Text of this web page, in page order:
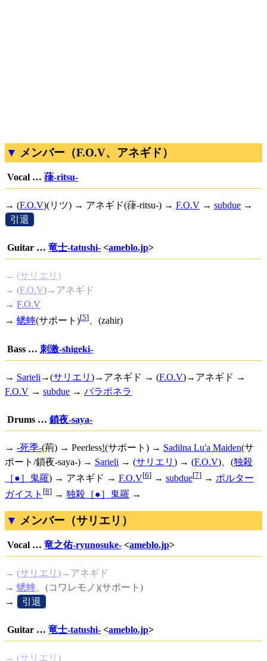
メンバー（F.O.V、アネギド）
Vocal … 葎-ritsu-
→ (F.O.V)(リツ) → アネギド(葎-ritsu-) → F.O.V → subdue →
引退
Guitar … 竜士-tatushi- <ameblo.jp>
→ (サリエリ )
→ (F.O.V)→アネギド
→ F.O.V
→ 蟋蟀(サポート)[5]、(zahir)
Bass … 刺激-shigeki-
→ Sarieli →(サリエリ )→アネギド → (F.O.V)→アネギド →
F.O.V → subdue → パラポネラ
Drums … 鎖夜-saya-
→ -死季-(荊) → Peerless!(サポート) → Sadilna Lu'a Maiden(サ
ポート/鎖夜-saya-) → Sarieli → (サリエリ ) → (F.O.V)、(独殺
［●］鬼羅) → アネギド → F.O.V[6] → subdue[7] → ポルター
ガイスト [8] → 独殺［●］鬼羅 →
メンバー（サリエリ）
Vocal … 竜之佑-ryunosuke- <ameblo.jp>
→ (サリエリ )→アネギド
→ 蟋蟀 、(コワレモノ)(サポート)
→
引退
Guitar … 竜士-tatushi- <ameblo.jp>
→ (サリエリ )